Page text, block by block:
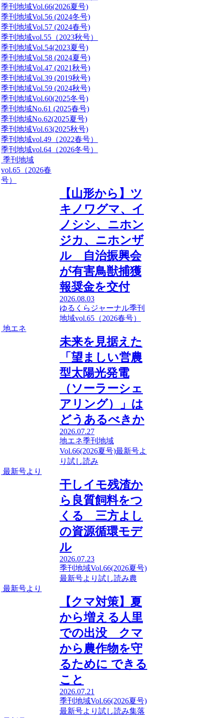
季刊地域Vol.66(2026夏号)
季刊地域Vol.56 (2024冬号)
季刊地域Vol.57 (2024春号)
季刊地域vol.55（2023秋号）
季刊地域Vol.54(2023夏号)
季刊地域Vol.58 (2024夏号)
季刊地域Vol.47 (2021秋号)
季刊地域Vol.39 (2019秋号)
季刊地域Vol.59 (2024秋号)
季刊地域Vol.60(2025冬号)
季刊地域No.61 (2025春号)
季刊地域No.62(2025夏号)
季刊地域Vol.63(2025秋号)
季刊地域vol.49（2022春号）
季刊地域vol.64（2026冬号）
季刊地域
vol.65（2026春
号）
【山形から】ツ
キノワグマ、イ
ノシシ、ニホン
ジカ、ニホンザ
ル 自治振興会
が有害鳥獣捕獲
報奨金を交付
2026.08.03
ゆるくらジャーナル季刊
地域vol.65（2026春号）
地エネ
未来を見据えた
「望ましい営農
型太陽光発電
（ソーラーシェ
アリング）」は
どうあるべきか
2026.07.27
地エネ季刊地域
Vol.66(2026夏号)最新号よ
り 試し読み
最新号より
干しイモ残渣か
ら良質飼料をつ
くる 三方よし
の資源循環モデ
ル
2026.07.23
季刊地域Vol.66(2026夏号)
最新号より 試し読み農
最新号より
【クマ対策】夏
から増える人里
での出没 クマ
から農作物を守
るために できる
こと
2026.07.21
季刊地域Vol.66(2026夏号)
最新号より 試し読み集落